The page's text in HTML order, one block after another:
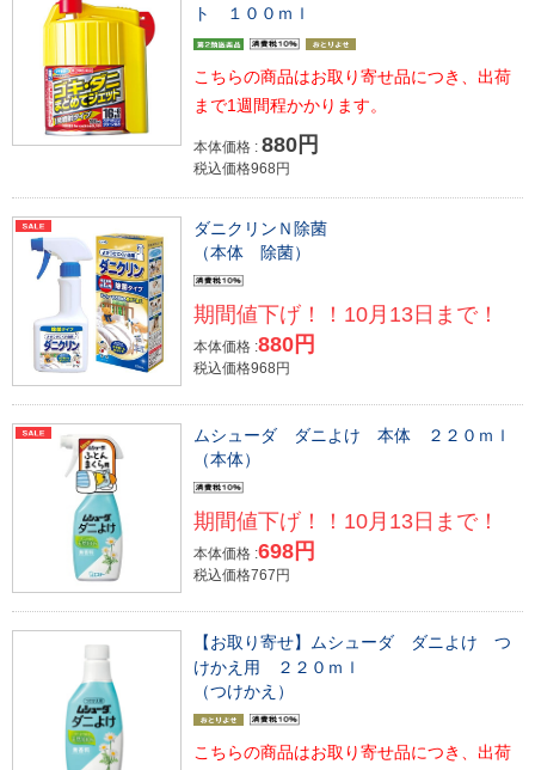
ト １００ｍｌ
こちらの商品はお取り寄せ品につき、出荷
まで1週間程かかります。
本体価格 : 880円
税込価格968円
ダニクリンＮ除菌
（本体 除菌）
期間値下げ！！10月13日まで！
本体価格 :880円
税込価格968円
ムシューダ ダニよけ 本体 ２２０ｍｌ
（本体）
期間値下げ！！10月13日まで！
本体価格 :698円
税込価格767円
【お取り寄せ】ムシューダ ダニよけ つ
けかえ用 ２２０ｍｌ
（つけかえ）
こちらの商品はお取り寄せ品につき、出荷